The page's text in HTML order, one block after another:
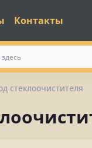
Контакты
стеклоочистителя